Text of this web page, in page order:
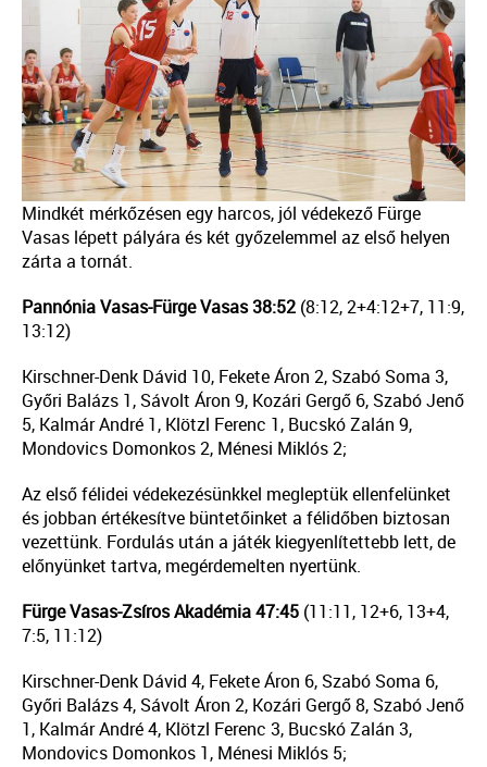
Mindkét mérkőzésen egy harcos, jól védekező Fürge
Vasas lépett pályára és két győzelemmel az első helyen
zárta a tornát.
Pannónia Vasas-Fürge Vasas 38:52 (8:12, 2+4:12+7, 11:9,
13:12)
Kirschner-Denk Dávid 10, Fekete Áron 2, Szabó Soma 3,
Győri Balázs 1, Sávolt Áron 9, Kozári Gergő 6, Szabó Jenő
5, Kalmár André 1, Klötzl Ferenc 1, Bucskó Zalán 9,
Mondovics Domonkos 2, Ménesi Miklós 2;
Az első félidei védekezésünkkel megleptük ellenfelünket
és jobban értékesítve büntetőinket a félidőben biztosan
vezettünk. Fordulás után a játék kiegyenlítettebb lett, de
előnyünket tartva, megérdemelten nyertünk.
Fürge Vasas-Zsíros Akadémia 47:45 (11:11, 12+6, 13+4,
7:5, 11:12)
Kirschner-Denk Dávid 4, Fekete Áron 6, Szabó Soma 6,
Győri Balázs 4, Sávolt Áron 2, Kozári Gergő 8, Szabó Jenő
1, Kalmár André 4, Klötzl Ferenc 3, Bucskó Zalán 3,
Mondovics Domonkos 1, Ménesi Miklós 5;